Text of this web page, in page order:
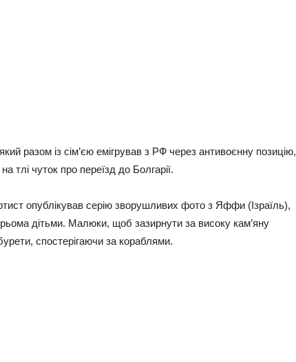
разом із сім’єю емігрував з РФ через антивоєнну позицію,
тлі чуток про переїзд до Болгарії.
опублікував серію зворушливих фото з Яффи (Ізраїль),
дітьми. Малюки, щоб зазирнути за високу кам’яну
спостерігаючи за кораблями.